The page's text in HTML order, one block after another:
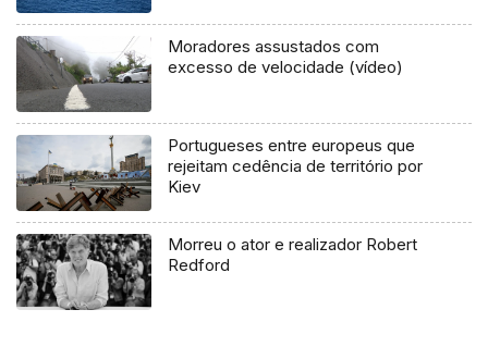
Moradores assustados com
excesso de velocidade (vídeo)
Portugueses entre europeus que
rejeitam cedência de território por
Kiev
Morreu o ator e realizador Robert
Redford